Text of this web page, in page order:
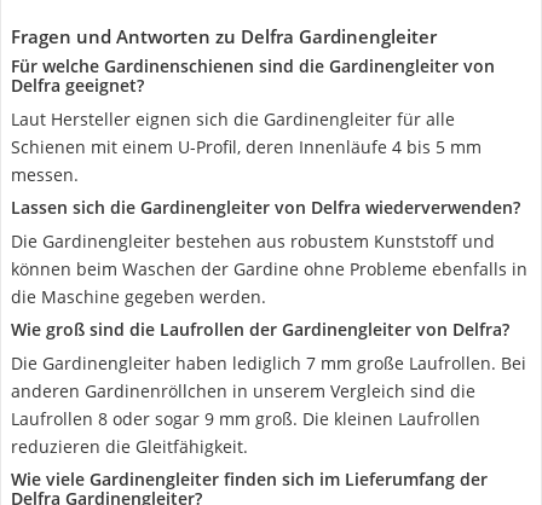
Fragen und Antworten zu Delfra Gardinengleiter
Für welche Gardinenschienen sind die Gardinengleiter von
Delfra geeignet?
Laut Hersteller eignen sich die Gardinengleiter für alle
Schienen mit einem U-Profil, deren Innenläufe 4 bis 5 mm
messen.
Lassen sich die Gardinengleiter von Delfra wiederverwenden?
Die Gardinengleiter bestehen aus robustem Kunststoff und
können beim Waschen der Gardine ohne Probleme ebenfalls in
die Maschine gegeben werden.
Wie groß sind die Laufrollen der Gardinengleiter von Delfra?
Die Gardinengleiter haben lediglich 7 mm große Laufrollen. Bei
anderen Gardinenröllchen in unserem Vergleich sind die
Laufrollen 8 oder sogar 9 mm groß. Die kleinen Laufrollen
reduzieren die Gleitfähigkeit.
Wie viele Gardinengleiter finden sich im Lieferumfang der
Delfra Gardinengleiter?